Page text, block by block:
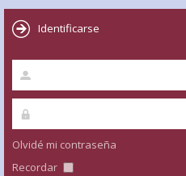
Identificarse
Olvidé mi contraseña
Recordar